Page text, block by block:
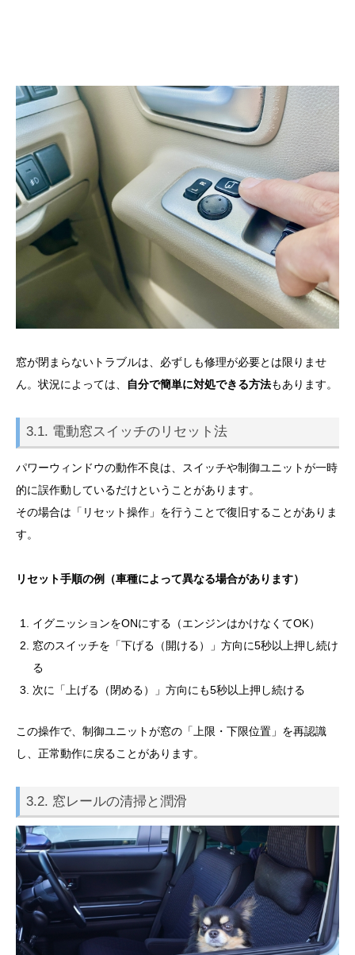
窓が閉まらないトラブルは、必ずしも修理が必要とは限りませ
ん。状況によっては、
自分で簡単に対処できる方法もあります。
3.1. 電動窓スイッチのリセット法
パワーウィンドウの動作不良は、スイッチや制御ユニットが一時
的に誤作動しているだけということがあります。
その場合は「リセット操作」を行うことで復旧することがありま
す。
リセット手順の例（車種によって異なる場合があります）
イグニッションをONにする（エンジンはかけなくてOK）
窓のスイッチを「下げる（開ける）」方向に5秒以上押し続け
る
次に「上げる（閉める）」方向にも5秒以上押し続ける
この操作で、制御ユニットが窓の「上限・下限位置」を再認識
し、正常動作に戻ることがあります。
3.2. 窓レールの清掃と潤滑